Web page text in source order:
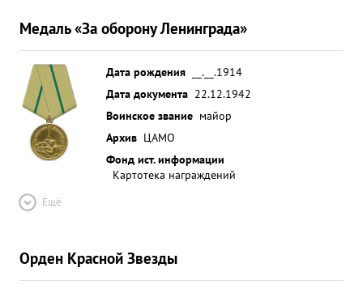
Медаль «За оборону Ленинграда»
Дата рождения
__.__.1914
Дата документа 22.12.1942
Воинское звание майор
Архив ЦАМО
Фонд ист. информации
Картотека награждений
Ещё
Орден Красной Звезды